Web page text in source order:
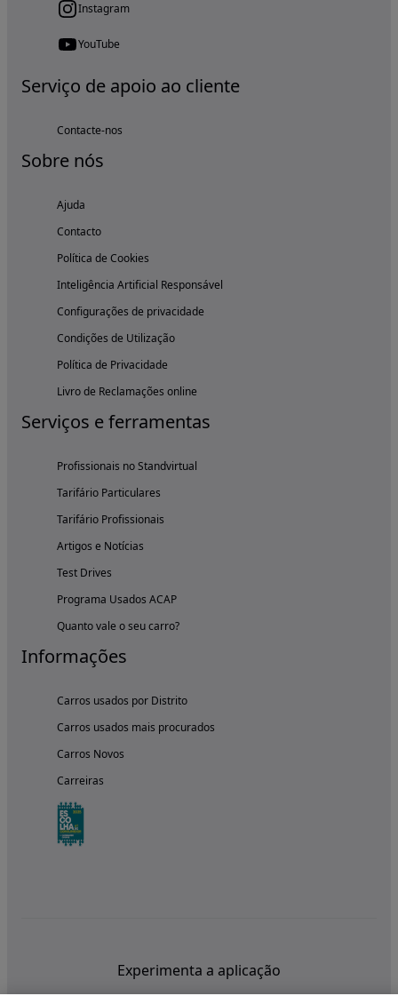
Instagram
YouTube
Serviço de apoio ao cliente
Contacte-nos
Sobre nós
Ajuda
Contacto
Política de Cookies
Inteligência Artificial Responsável
Configurações de privacidade
Condições de Utilização
Política de Privacidade
Livro de Reclamações online
Serviços e ferramentas
Profissionais no Standvirtual
Tarifário Particulares
Tarifário Profissionais
Artigos e Notícias
Test Drives
Programa Usados ACAP
Quanto vale o seu carro?
Informações
Carros usados por Distrito
Carros usados mais procurados
Carros Novos
Carreiras
Experimenta a aplicação